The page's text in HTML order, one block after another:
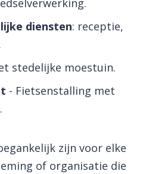
diensten: receptie,
stedelijke moestuin.
- Fietsenstalling met
zijn voor elke
of organisatie die